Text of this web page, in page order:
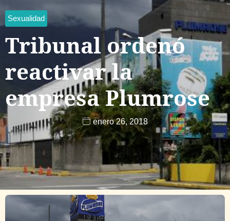
Sexualidad
Tribunal ordenó
reactivar la
empresa Plumrose
enero 26, 2018